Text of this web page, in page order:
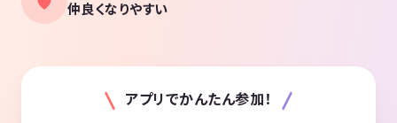
仲良くなりやすい
アプリでかんたん参加！